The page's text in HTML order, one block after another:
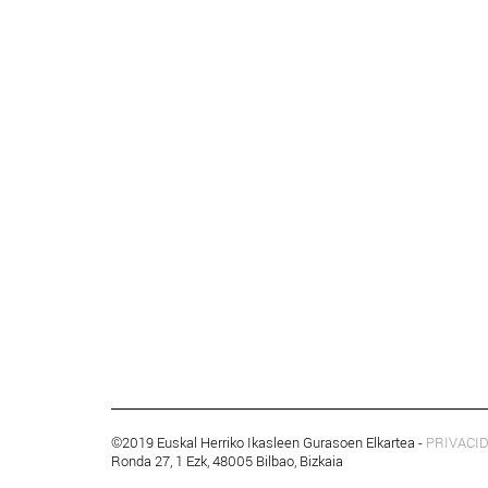
©2019 Euskal Herriko Ikasleen Gurasoen Elkartea -
Ronda 27, 1 Ezk, 48005 Bilbao, Bizkaia